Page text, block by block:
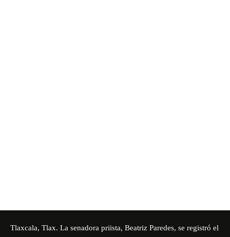
Tlaxcala, Tlax. La senadora priista, Beatriz Paredes, se registró el